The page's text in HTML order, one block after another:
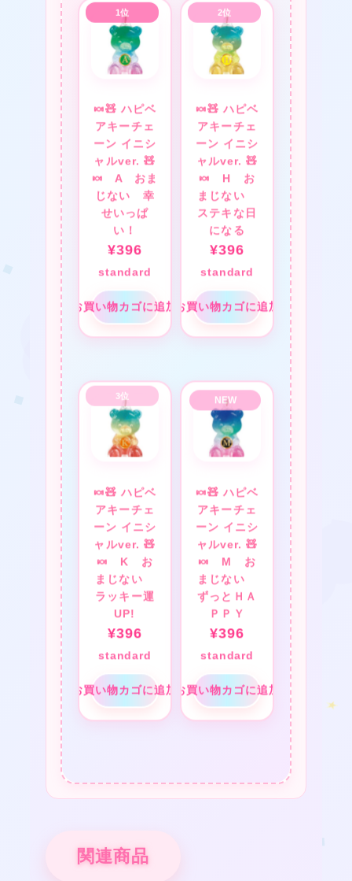
🍬🧸 ハピベ
アキーチェ
ーン イニシ
ャルver. 🧸
🍬 A おま
じない 幸
せいっぱ
い！
¥396
standard
お買い物カゴに追加
🍬🧸 ハピベ
アキーチェ
ーン イニシ
ャルver. 🧸
🍬 H お
まじない
ステキな日
になる
¥396
standard
お買い物カゴに追加
🍬🧸 ハピベ
アキーチェ
ーン イニシ
ャルver. 🧸
🍬 K お
まじない
ラッキー運
UP!
¥396
standard
お買い物カゴに追加
🍬🧸 ハピベ
アキーチェ
ーン イニシ
ャルver. 🧸
🍬 M お
まじない
ずっとＨＡ
ＰＰＹ
¥396
standard
お買い物カゴに追加
関連商品
❤
★
❤
❤
❤
★
★
❤